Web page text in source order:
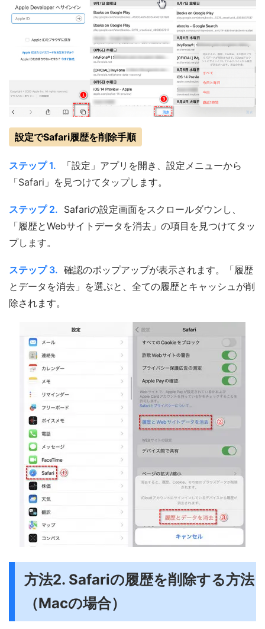
設定でSafari履歴を削除手順
ステップ 1.
「設定」アプリを開き、設定メニューから
「Safari」を見つけてタップします。
ステップ 2. Safariの設定画面をスクロールダウンし、
「履歴とWebサイトデータを消去」の項目を見つけてタッ
プします。
ステップ 3. 確認のポップアップが表示されます。「履歴
とデータを消去」を選ぶと、全ての履歴とキャッシュが削
除されます。
方法2. Safariの履歴を削除する方法
（Macの場合）